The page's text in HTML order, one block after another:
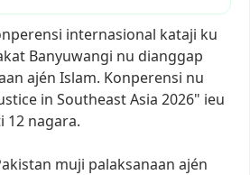
internasional kataji ku
Banyuwangi nu dianggap
ajén Islam. Konperensi nu
in SoutheastAsia 2026" ieu
12 nagara.
muji palaksanaan ajén